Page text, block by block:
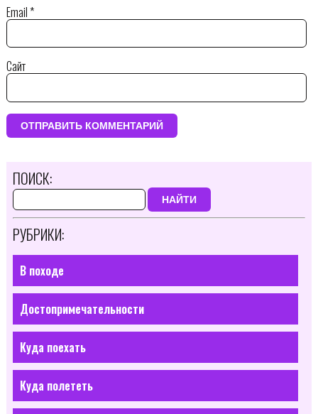
Email*
Сайт
ПОИСК:
НАЙТИ
РУБРИКИ:
В походе
Достопримечательности
Куда поехать
Куда полететь